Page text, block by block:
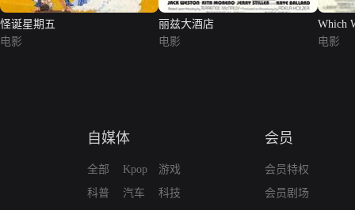
怪诞星期五
电影
丽兹大酒店
电影
Which
电影
自媒体
全部
科普
Kpop
汽车
游戏
科技
会员
会员特权
会员剧场